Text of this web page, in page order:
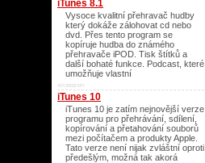
iTunes 8.1
Vysoce kvalitní přehravač hudby
který dokáže zálohovat cd nebo
dvd. Přes tento program se
kopíruje hudba do známého
přehravače iPOD. Tisk štítků a
další bohaté funkce. Podcast, které
umožňuje vlastní
XP/2003/XP/
iTunes 10
iTunes 10 je zatím nejnovější verze
programu pro přehrávání, sdílení,
kopírování a přetahování souborů
mezi počítačem a produkty Apple.
Tato verze není nijak zvláštní oproti
předešlým, možná tak akorá